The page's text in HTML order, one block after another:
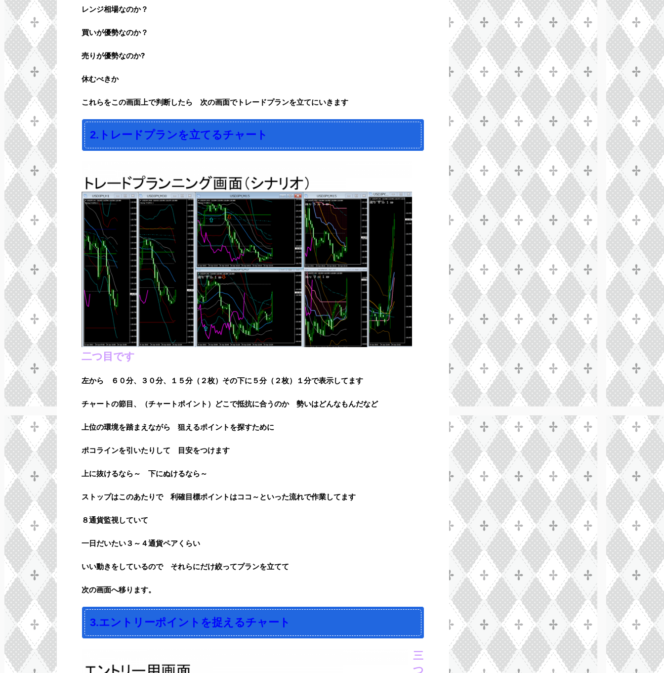
レンジ相場なのか？
買いが優勢なのか？
売りが優勢なのか?
休むべきか
これらをこの画面上で判断したら 次の画面でトレードプランを立てにいきます
2.トレードプランを立てるチャート
二つ目です
左から ６０分、３０分、１５分（２枚）その下に５分（２枚）１分で表示してます
チャートの節目、（チャートポイント）どこで抵抗に合うのか 勢いはどんなもんだなど
上位の環境を踏まえながら 狙えるポイントを探すために
ポコラインを引いたりして 目安をつけます
上に抜けるなら～ 下にぬけるなら～
ストップはこのあたりで 利確目標ポイントはココ～といった流れで作業してます
８通貨監視していて
一日だいたい３～４通貨ペアくらい
いい動きをしているので それらにだけ絞ってプランを立てて
次の画面へ移ります。
3.エントリーポイントを捉えるチャート
三
つ